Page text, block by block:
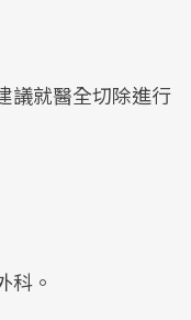
議就醫全切除進行
科。